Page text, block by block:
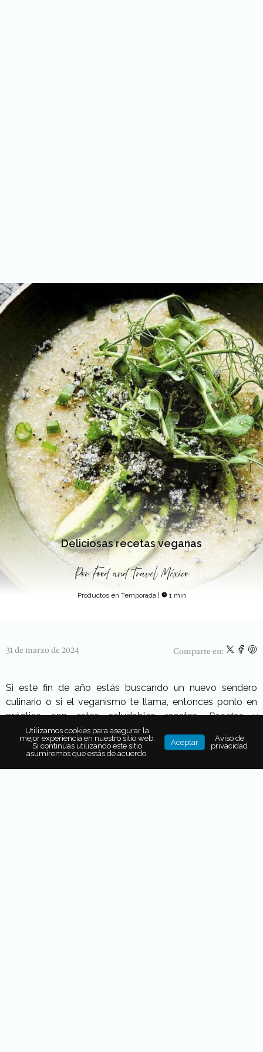
Deliciosas recetas veganas
Por Food and Travel México
Productos en Temporada | 1 min
31 de marzo de 2024 Comparte en:
Si este fin de año estás buscando un nuevo sendero
culinario o si el veganismo te llama, entonces ponlo en
práctica con estas saludables recetas.Recetas y
fotografías tomadas del libro Vegan In 7, Dve Rita Serrano.
Fotos: Laura Edwards ($17 USD en
amazon.com).Maridaje: Miguel Ángel Cooley.
Utilizamos cookies para asegurar la
mejor experiencia en nuestro sitio web.
Si continúas utilizando este sitio
asumiremos que estás de acuerdo.
Aceptar
Aviso de
privacidad